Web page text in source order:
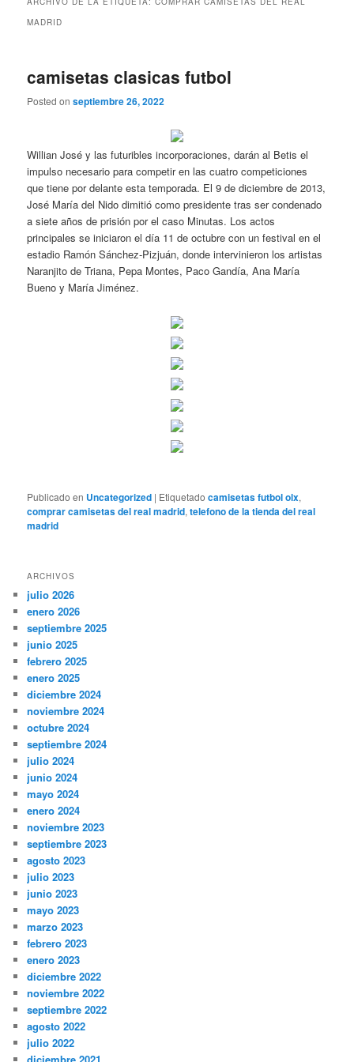
MADRID
camisetas clasicas futbol
Posted onseptiembre 26, 2022
Willian José y las futuribles incorporaciones, darán al Betis el
impulso necesario para competir en las cuatro competiciones
que tiene por delante esta temporada. El 9 de diciembre de 2013,
José María del Nido dimitió como presidente tras ser condenado
a siete años de prisión por el caso Minutas. Los actos
principales se iniciaron el día 11 de octubre con un festival en el
estadio Ramón Sánchez-Pizjuán, donde intervinieron los artistas
Naranjito de Triana, Pepa Montes, Paco Gandía, Ana María
Bueno y María Jiménez.
Publicado en Uncategorized | Etiquetado camisetas futbol olx,
comprar camisetas del real madrid,telefono de la tienda del real
madrid
ARCHIVOS
julio 2026
enero 2026
septiembre 2025
junio 2025
febrero 2025
enero 2025
diciembre 2024
noviembre 2024
octubre 2024
septiembre 2024
julio 2024
junio 2024
mayo 2024
enero 2024
noviembre 2023
septiembre 2023
agosto 2023
julio 2023
junio 2023
mayo 2023
marzo 2023
febrero 2023
enero 2023
diciembre 2022
noviembre 2022
septiembre 2022
agosto 2022
julio 2022